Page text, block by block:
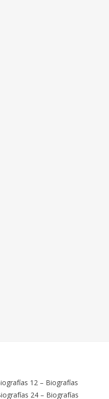
12 – Biografías
24 – Biografías